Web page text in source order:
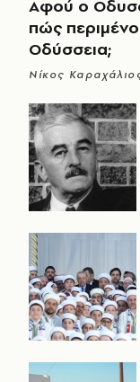
Αφού ο
πώς
Οδύσσεια;
Νίκος